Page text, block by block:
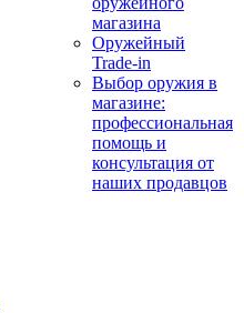
магазина
Оружейный
Trade-in
Выбор оружия в
магазине:
профессиональная
помощь и
консультация от
наших продавцов